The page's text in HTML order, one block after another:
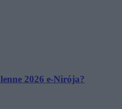
2026 e-Nirója?